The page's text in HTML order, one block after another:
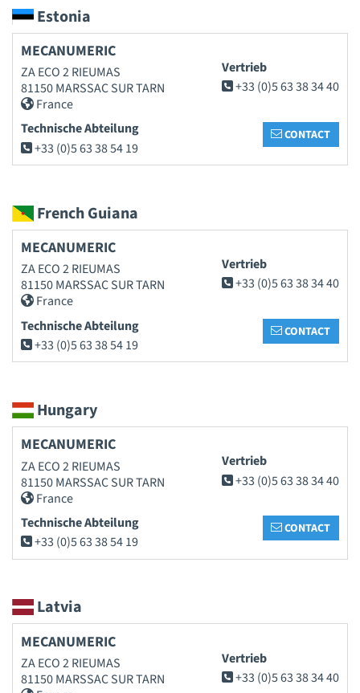
Estonia
MECANUMERIC
ZA ECO 2 RIEUMAS
81150 MARSSAC SUR TARN
France
Vertrieb
+33 (0)5 63 38 34 40
Technische Abteilung
+33 (0)5 63 38 54 19
CONTACT
French Guiana
MECANUMERIC
ZA ECO 2 RIEUMAS
81150 MARSSAC SUR TARN
France
Vertrieb
+33 (0)5 63 38 34 40
Technische Abteilung
+33 (0)5 63 38 54 19
CONTACT
Hungary
MECANUMERIC
ZA ECO 2 RIEUMAS
81150 MARSSAC SUR TARN
France
Vertrieb
+33 (0)5 63 38 34 40
Technische Abteilung
+33 (0)5 63 38 54 19
CONTACT
Latvia
MECANUMERIC
ZA ECO 2 RIEUMAS
81150 MARSSAC SUR TARN
Vertrieb
+33 (0)5 63 38 34 40